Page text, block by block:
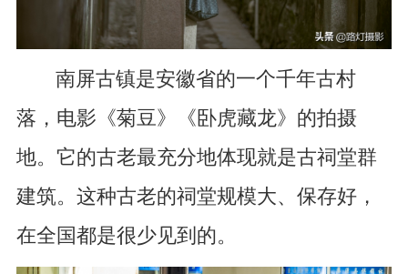
南屏古镇是安徽省的一个千年古村
落，电影《菊豆》《卧虎藏龙》的拍摄
地。它的古老最充分地体现就是古祠堂群
建筑。这种古老的祠堂规模大、保存好，
在全国都是很少见到的。